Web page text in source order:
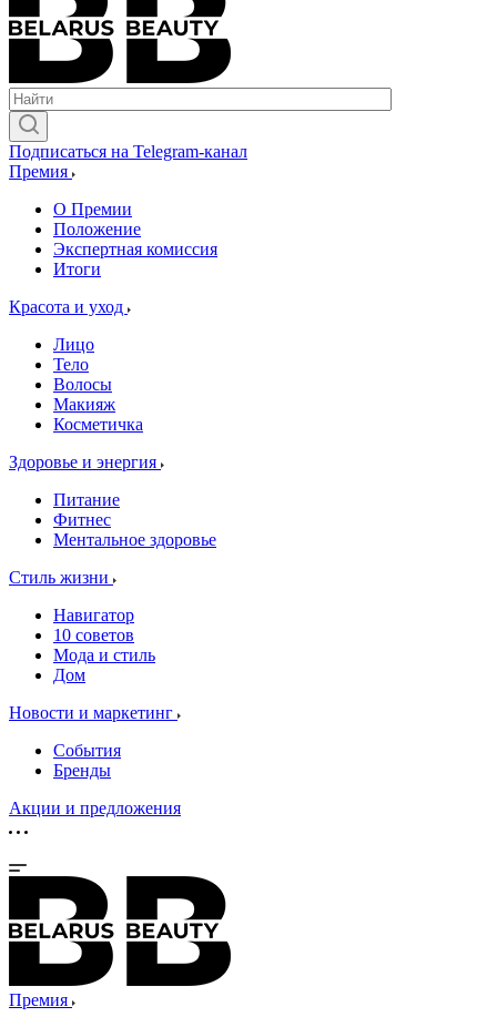
Подписаться на Telegram-канал
Премия
О Премии
Положение
Экспертная комиссия
Итоги
Красота и уход
Лицо
Тело
Волосы
Макияж
Косметичка
Здоровье и энергия
Питание
Фитнес
Ментальное здоровье
Стиль жизни
Навигатор
10 советов
Мода и стиль
Дом
Новости и маркетинг
События
Бренды
Акции и предложения
Премия